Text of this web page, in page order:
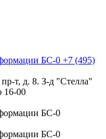
+7 (495)
т, д. 8. З-д "Стелла"
16-00